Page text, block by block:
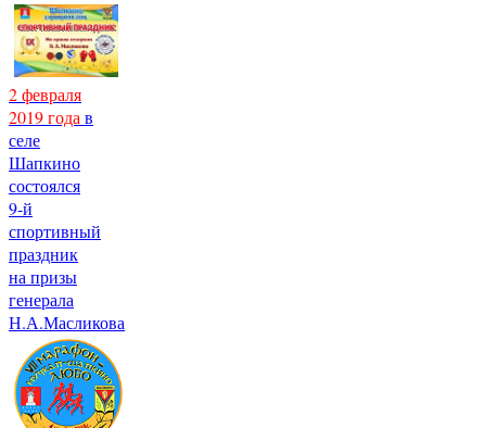
2 февраля
2019 года в
селе
Шапкино
состоялся
9-й
спортивный
праздник
на призы
генерала
Н.А.Масликова